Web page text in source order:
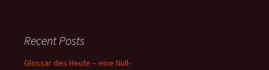
Recent Posts
Glossar des Heute – eine Null-